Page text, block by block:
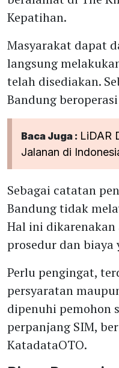
Kepatihan.
Masyarakat dapat
langsung
telah disediakan.
Bandung
Baca Juga : LiDAR
Jalanan di
Sebagai catatan
Bandung tidak
Hal ini dikarenakan
prosedur dan biaya
Perlu pengingat,
persyaratan
dipenuhi pemohon
perpanjang SIM,
KatadataOTO.